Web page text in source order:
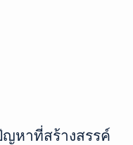
หาที่สร้างสรรค์